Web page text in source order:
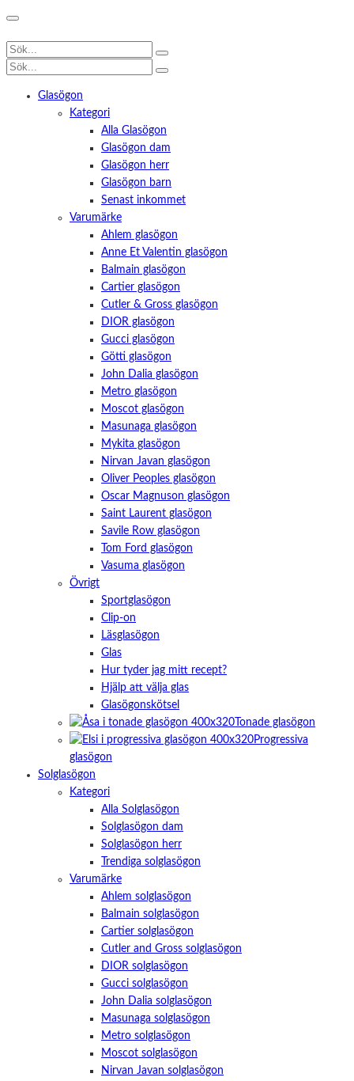
Glasögon
Kategori
Alla Glasögon
Glasögon dam
Glasögon herr
Glasögon barn
Senast inkommet
Varumärke
Ahlem glasögon
Anne Et Valentin glasögon
Balmain glasögon
Cartier glasögon
Cutler & Gross glasögon
DIOR glasögon
Gucci glasögon
Götti glasögon
John Dalia glasögon
Metro glasögon
Moscot glasögon
Masunaga glasögon
Mykita glasögon
Nirvan Javan glasögon
Oliver Peoples glasögon
Oscar Magnuson glasögon
Saint Laurent glasögon
Savile Row glasögon
Tom Ford glasögon
Vasuma glasögon
Övrigt
Sportglasögon
Clip-on
Läsglasögon
Glas
Hur tyder jag mitt recept?
Hjälp att välja glas
Glasögonskötsel
Tonade glasögon
Progressiva
glasögon
Solglasögon
Kategori
Alla Solglasögon
Solglasögon dam
Solglasögon herr
Trendiga solglasögon
Varumärke
Ahlem solglasögon
Balmain solglasögon
Cartier solglasögon
Cutler and Gross solglasögon
DIOR solglasögon
Gucci solglasögon
John Dalia solglasögon
Masunaga solglasögon
Metro solglasögon
Moscot solglasögon
Nirvan Javan solglasögon